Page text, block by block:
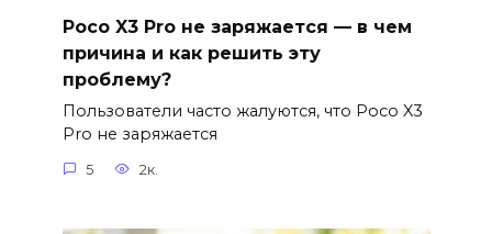
Poco X3 Pro не заряжается — в чем
причина и как решить эту
проблему?
Пользователи часто жалуются, что Poco X3
Pro не заряжается
5 2к.